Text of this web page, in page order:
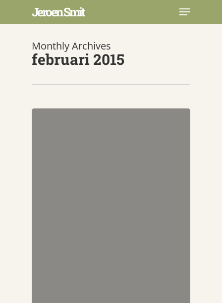
main
Jeroen Smit Menu
Monthly Archives
februari 2015